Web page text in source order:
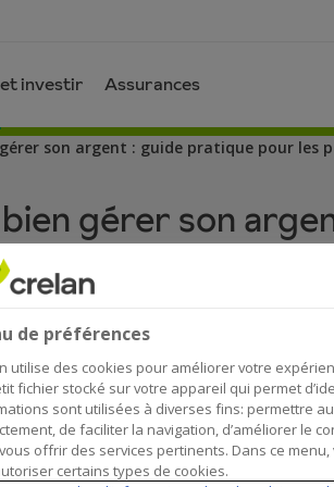
investir Assurances
son argent : guide pratique pour les
gérer son
sujet tabou pour les adultes,
plutôt facilement avec leurs
donc idéalement placé pour
de préférences
utilise des cookies pour améliorer votre
fichier stocké sur votre appareil qui permet
sont utilisées à diverses fins: permettre
de faciliter la navigation, d’améliorer le
offrir des services pertinents. Dans ce
certains types de cookies.